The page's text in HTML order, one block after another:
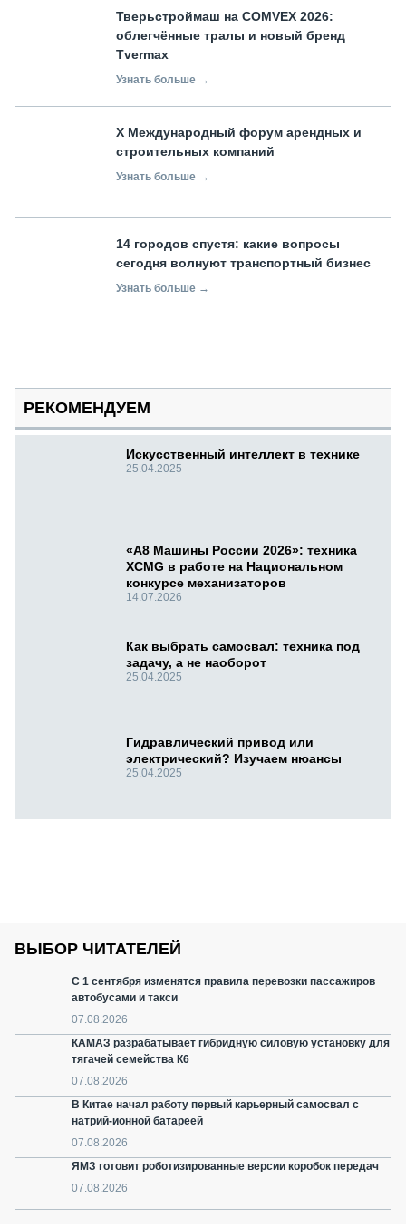
Тверьстроймаш на COMVEX 2026:
облегчённые тралы и новый бренд
Tvermax
Узнать больше →
X Международный форум арендных и
строительных компаний
Узнать больше →
14 городов спустя: какие вопросы
сегодня волнуют транспортный бизнес
Узнать больше →
РЕКОМЕНДУЕМ
Искусственный интеллект в технике
25.04.2025
«А8 Машины России 2026»: техника
XCMG в работе на Национальном
конкурсе механизаторов
14.07.2026
Как выбрать самосвал: техника под
задачу, а не наоборот
25.04.2025
Гидравлический привод или
электрический? Изучаем нюансы
25.04.2025
ВЫБОР ЧИТАТЕЛЕЙ
С 1 сентября изменятся правила перевозки пассажиров
автобусами и такси
07.08.2026
КАМАЗ разрабатывает гибридную силовую установку для
тягачей семейства К6
07.08.2026
В Китае начал работу первый карьерный самосвал с
натрий-ионной батареей
07.08.2026
ЯМЗ готовит роботизированные версии коробок передач
07.08.2026